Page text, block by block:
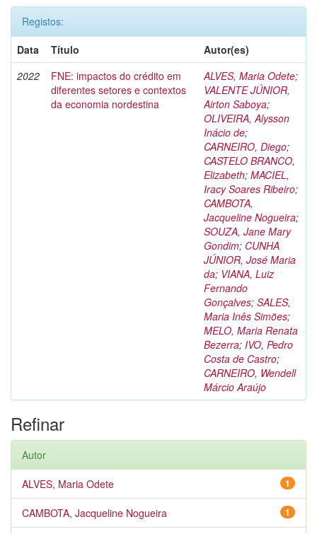
Registos:
Data
Título
Autor(es)
2022
FNE: impactos do crédito em
diferentes setores e contextos
da economia nordestina
ALVES, Maria Odete;
VALENTE JÚNIOR,
Airton Saboya;
OLIVEIRA, Alysson
Inácio de;
CARNEIRO, Diego;
CASTELO BRANCO,
Elizabeth; MACIEL,
Iracy Soares Ribeiro;
CAMBOTA,
Jacqueline Nogueira;
SOUZA, Jane Mary
Gondim; CUNHA
JÚNIOR, José Maria
da; VIANA, Luiz
Fernando
Gonçalves; SALES,
Maria Inês Simões;
MELO, Maria Renata
Bezerra; IVO, Pedro
Costa de Castro;
CARNEIRO, Wendell
Márcio Araújo
Refinar
Autor
1
ALVES, Maria Odete
1
CAMBOTA, Jacqueline Nogueira